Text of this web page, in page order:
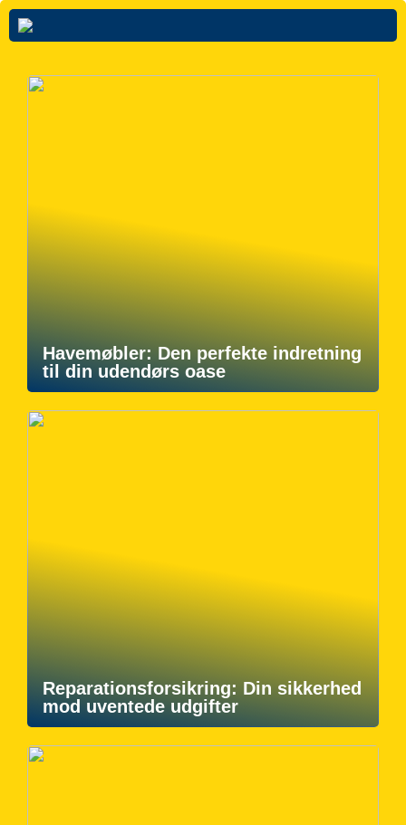
Havemøbler: Den perfekte indretning
til din udendørs oase
Reparationsforsikring: Din sikkerhed
mod uventede udgifter